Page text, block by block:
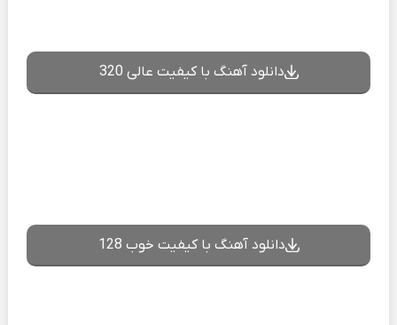
دانلود آهنگ با کیفیت عالی 320
دانلود آهنگ با کیفیت خوب 128